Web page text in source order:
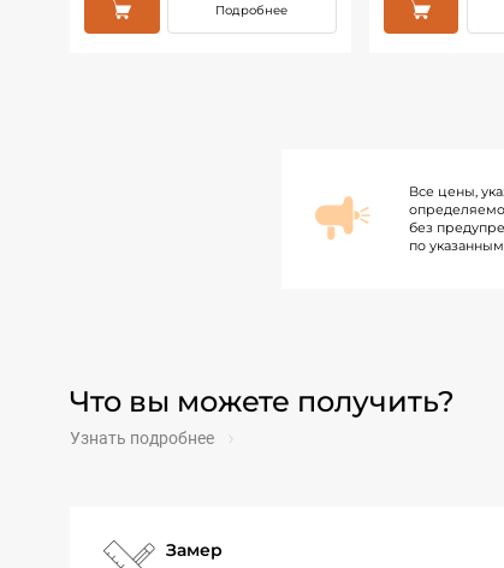
Подробнее
Все цены,
без
по
Что вы можете получить?
Узнать подробнее
Замер